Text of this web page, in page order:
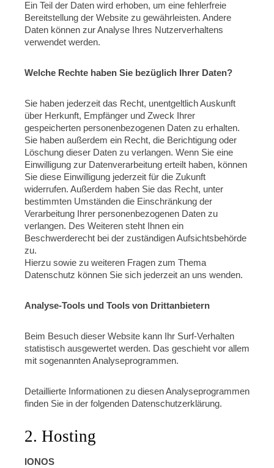
Ein Teil der Daten wird erhoben, um eine fehlerfreie
Bereitstellung der Website zu gewährleisten. Andere
Daten können zur Analyse Ihres Nutzerverhaltens
verwendet werden.
Welche Rechte haben Sie bezüglich Ihrer Daten?
Sie haben jederzeit das Recht, unentgeltlich Auskunft
über Herkunft, Empfänger und Zweck Ihrer
gespeicherten personenbezogenen Daten zu erhalten.
Sie haben außerdem ein Recht, die Berichtigung oder
Löschung dieser Daten zu verlangen. Wenn Sie eine
Einwilligung zur Datenverarbeitung erteilt haben, können
Sie diese Einwilligung jederzeit für die Zukunft
widerrufen. Außerdem haben Sie das Recht, unter
bestimmten Umständen die Einschränkung der
Verarbeitung Ihrer personenbezogenen Daten zu
verlangen. Des Weiteren steht Ihnen ein
Beschwerderecht bei der zuständigen Aufsichtsbehörde
zu.
Hierzu sowie zu weiteren Fragen zum Thema
Datenschutz können Sie sich jederzeit an uns wenden.
Analyse-Tools und Tools von Drittanbietern
Beim Besuch dieser Website kann Ihr Surf-Verhalten
statistisch ausgewertet werden. Das geschieht vor allem
mit sogenannten Analyseprogrammen.
Detaillierte Informationen zu diesen Analyseprogrammen
finden Sie in der folgenden Datenschutzerklärung.
2. Hosting
IONOS